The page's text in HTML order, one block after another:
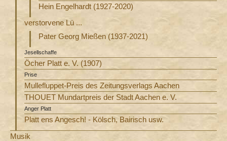
Hein Engelhardt (1927-2020)
verstorvene Lü ...
Pater Georg Mießen (1937-2021)
Jesellschaffe
Öcher Platt e. V. (1907)
Prise
Mullefluppet-Preis des Zeitungsverlags Aachen
THOUET Mundartpreis der Stadt Aachen e. V.
Anger Platt
Platt ens Angesch! - Kölsch, Bairisch usw.
Musik